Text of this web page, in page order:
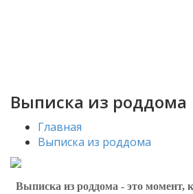
Выписка из роддома
Главная
Выписка из роддома
Выписка из роддома - это момент,